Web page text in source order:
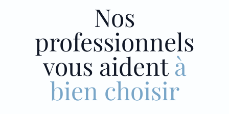
Nos
professionnels
vous aidentà
bien choisir